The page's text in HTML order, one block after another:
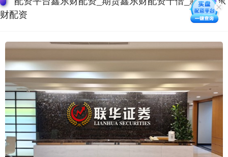
财配资